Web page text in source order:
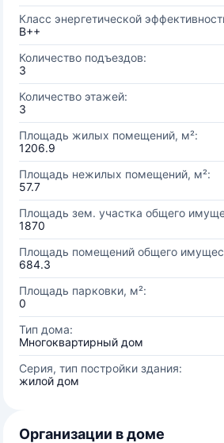
Класс энергетической
B++
Количество подъездов:
3
Количество этажей:
3
Площадь жилых помещений, м²:
1206.9
Площадь нежилых помещений, м²:
57.7
Площадь зем. участка общего
1870
Площадь помещений общего
684.3
Площадь парковки, м²:
0
Тип дома:
Многоквартирный дом
Серия, тип постройки здания:
жилой дом
Организации в доме